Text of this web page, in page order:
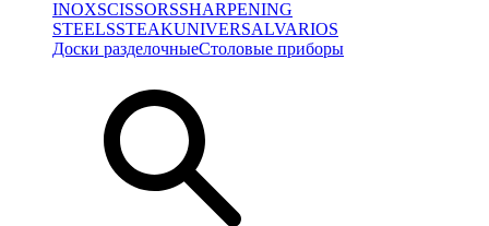
INOXSCISSORSSHARPENING
STEELSSTEAKUNIVERSALVARIOS
Доски разделочныеСтоловые приборы